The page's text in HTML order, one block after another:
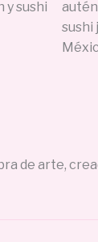
y sushi
sushi
de arte,